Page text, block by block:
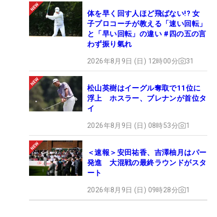
体を早く回す人ほど飛ばない!? 女
子プロコーチが教える「速い回転」
と「早い回転」の違い #四の五の言
わず振り氣れ
2026年8月9日 (日) 12時00分 31
松山英樹はイーグル奪取で11位に
浮上 ホスラー、ブレナンが首位タ
イ
2026年8月9日 (日) 08時53分 1
＜速報＞安田祐香、吉澤柚月はパー
発進 大混戦の最終ラウンドがスタ
ート
2026年8月9日 (日) 09時28分 1